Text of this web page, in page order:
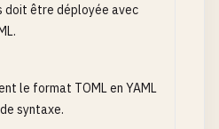
doit être déployée avec
le format TOML en YAML
syntaxe.